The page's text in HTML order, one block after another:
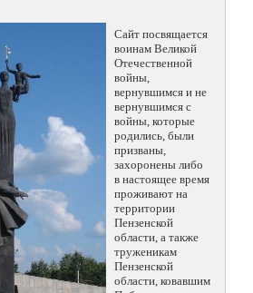
Сайт посвящается
воинам Великой
Отечественной
войны,
вернувшимся и не
вернувшимся с
войны, которые
родились, были
призваны,
захоронены либо
в настоящее время
проживают на
территории
Пензенской
области, а также
труженикам
Пензенской
области, ковавшим